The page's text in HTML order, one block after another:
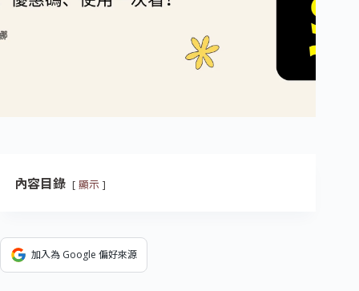
內容目錄 顯示
加入為 Google 偏好來源